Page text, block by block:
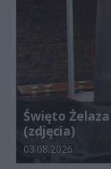
Święto
(zdjęcia)
Data dodania galerii:
03.08.2026